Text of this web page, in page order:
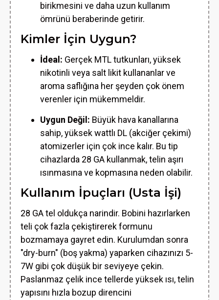
birikmesini ve daha uzun kullanım
ömrünü beraberinde getirir.
Kimler İçin Uygun?
İdeal: Gerçek MTL tutkunları, yüksek
nikotinli veya salt likit kullananlar ve
aroma saflığına her şeyden çok önem
verenler için mükemmeldir.
Uygun Değil: Büyük hava kanallarına
sahip, yüksek wattlı DL (akciğer çekimi)
atomizerler için çok ince kalır. Bu tip
cihazlarda 28 GA kullanmak, telin aşırı
ısınmasına ve kopmasına neden olabilir.
Kullanım İpuçları (Usta İşi)
28 GA tel oldukça narindir. Bobini hazırlarken
teli çok fazla çekiştirerek formunu
bozmamaya gayret edin. Kurulumdan sonra
"dry-burn" (boş yakma) yaparken cihazınızı 5-
7W gibi çok düşük bir seviyeye çekin.
Paslanmaz çelik ince tellerde yüksek ısı, telin
yapısını hızla bozup direncini